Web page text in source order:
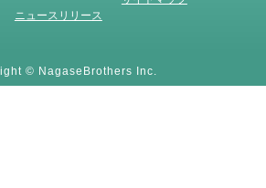
ニュースリリース
© NagaseBrothers Inc.